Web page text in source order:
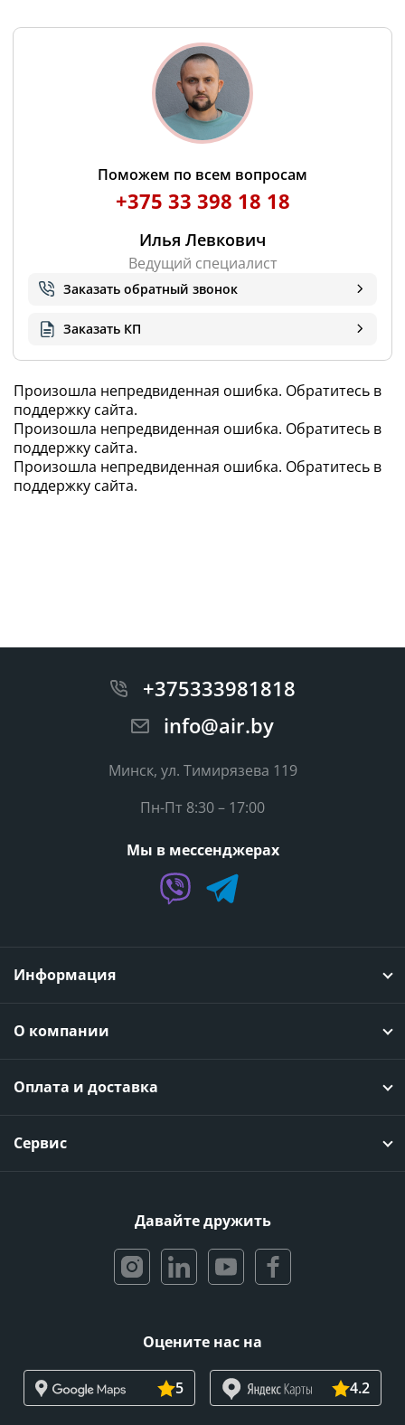
Поможем по всем вопросам
+375 33 398 18 18
Илья Левкович
Ведущий специалист
Заказать обратный звонок
Заказать КП
Произошла непредвиденная ошибка. Обратитесь в
поддержку сайта.
Произошла непредвиденная ошибка. Обратитесь в
поддержку сайта.
Произошла непредвиденная ошибка. Обратитесь в
поддержку сайта.
11 362,62 BYN
+375333981818
info@air.by
Минск, ул. Тимирязева 119
Пн-Пт 8:30 – 17:00
Мы в мессенджерах
Информация
О компании
Оплата и доставка
Сервис
Давайте дружить
Оцените нас на
5 4.2